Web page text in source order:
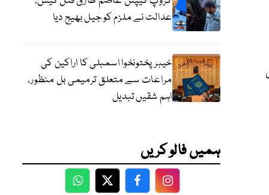
عدالت نے ملزم کو جیل بھیج دیا
خیبرپختونخوا اسمبلی کا اراکین کی
مراعات سے متعلق ترمیمی بل منظور،
اہم شقیں تبدیل
ہمیں فالو کریں
WhatsApp
TwitterFacebookFacebook